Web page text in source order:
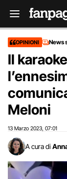
OPINIONI News
Il
Meloni
13 Marzo 2023 07:01
A cura di